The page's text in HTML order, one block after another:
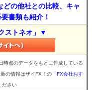
どの他社との比較、キャ
書類も紹介！
ストネオ」▼
点のデータをもとに作成している
の情報はザイFX！の 「FX会社おす
ださい